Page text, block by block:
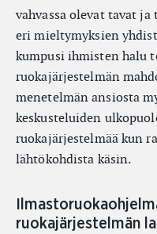
vahvassa olevat tavat
eri mieltymyksien
kumpusi ihmisten halu
ruokajärjestelmän
menetelmän ansiosta
keskusteluiden
ruokajärjestelmää kun
lähtökohdista käsin.
ruokajärjestelmän